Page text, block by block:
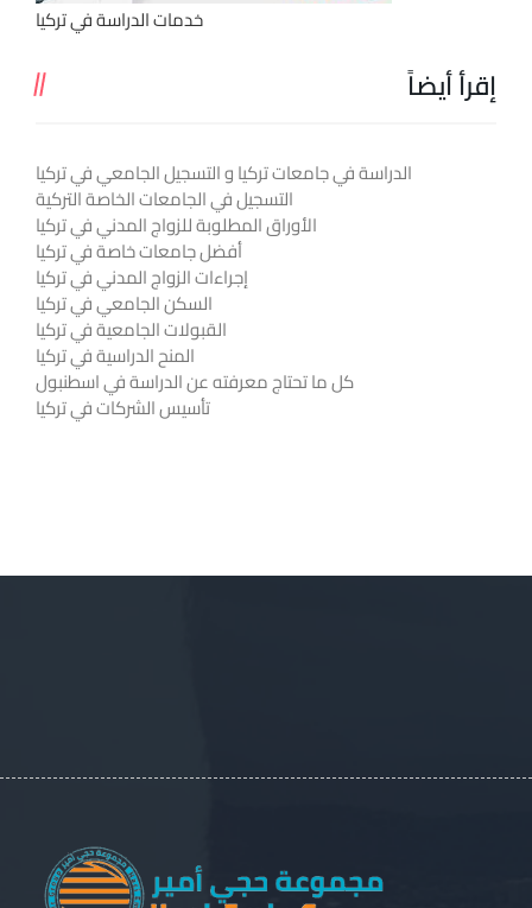
خدمات الدراسة في تركيا
إقرأ أيضاً
الدراسة في جامعات تركيا و التسجيل الجامعي في تركيا
التسجيل في الجامعات الخاصة التركية
الأوراق المطلوبة للزواج المدني في تركيا
أفضل جامعات خاصة في تركيا
إجراءات الزواج المدني في تركيا
السكن الجامعي في تركيا
القبولات الجامعية في تركيا
المنح الدراسية في تركيا
كل ما تحتاج معرفته عن الدراسة في اسطنبول
تأسيس الشركات في تركيا